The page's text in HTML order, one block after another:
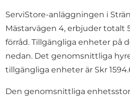
ServiStore-anläggningen i
Mästarvägen 4, erbjuder totalt
förråd. Tillgängliga enheter på
nedan. Det genomsnittliga
tillgängliga enheter är Skr
Den genomsnittliga